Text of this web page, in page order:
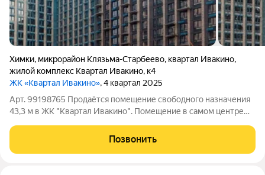
Химки, микрорайон Клязьма-Старбеево, квартал Ивакино,
жилой комплекс Квартал Ивакино, к4
ЖК «Квартал Ивакино», 4 квартал 2025
Арт. 99198765 Продаётся помещение свободного назначения
43,3 м в ЖК "Квартал Ивакино". Помещение в самом центре
остановка общественного транспорта. Возможно
объединение с помещением 26Н.
Позвонить